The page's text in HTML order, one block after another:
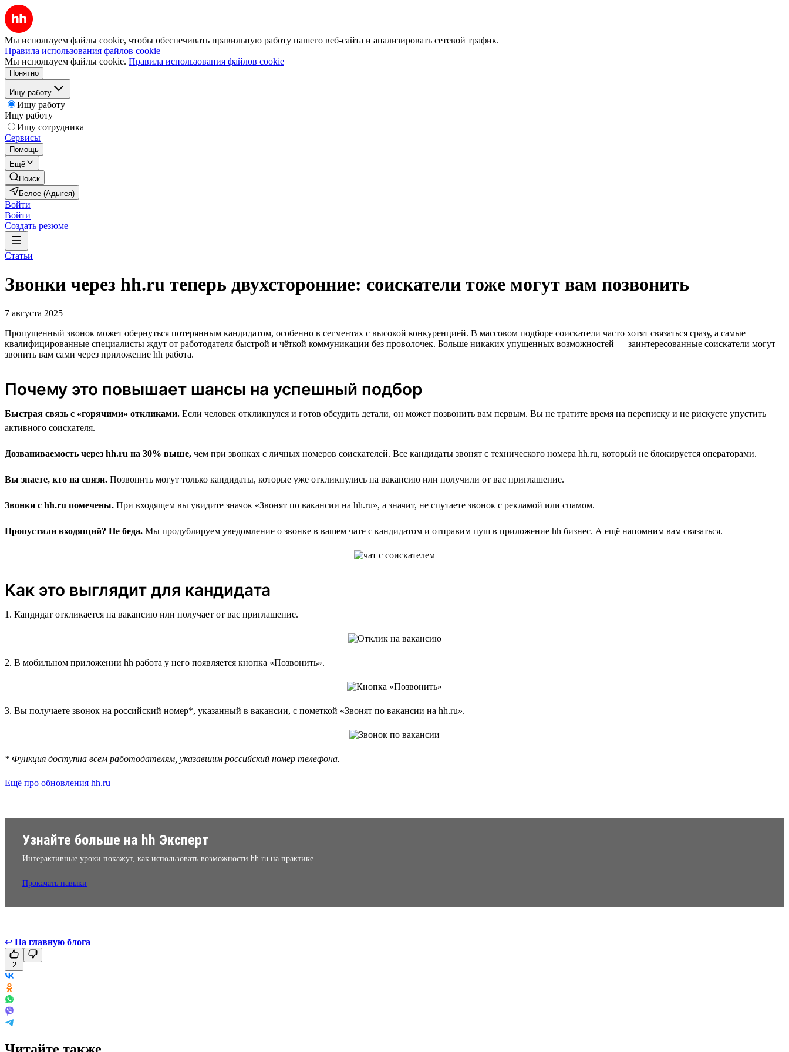
Мы используем файлы cookie, чтобы обеспечивать правильную работу нашего веб-сайта и анализировать сетевой трафик.
Правила использования файлов cookie
Мы используем файлы cookie. Правила использования файлов cookie
Понятно
Ищу работу
Ищу работу
Ищу работу
Ищу сотрудника
Сервисы
Помощь
Ещё
Поиск
Белое (Адыгея)
Войти
Войти
Создать резюме
Статьи
Звонки через hh.ru теперь двухсторонние: соискатели тоже могут вам позвонить
7 августа 2025
Пропущенный звонок может обернуться потерянным кандидатом, особенно в сегментах с высокой конкуренцией. В массовом подборе соискатели часто хотят связаться сразу, а самые
квалифицированные специалисты ждут от работодателя быстрой и чёткой коммуникации без проволочек. Больше никаких упущенных возможностей — заинтересованные соискатели могут
звонить вам сами через приложение hh работа.
Почему это повышает шансы на успешный подбор
Быстрая связь с «горячими» откликами. Если человек откликнулся и готов обсудить детали, он может позвонить вам первым. Вы не тратите время на переписку и не рискуете упустить
активного соискателя.
Дозваниваемость через hh.ru на 30% выше, чем при звонках с личных номеров соискателей. Все кандидаты звонят с технического номера hh.ru, который не блокируется операторами.
Вы знаете, кто на связи. Позвонить могут только кандидаты, которые уже откликнулись на вакансию или получили от вас приглашение.
Звонки с hh.ru помечены. При входящем вы увидите значок «Звонят по вакансии на hh.ru», а значит, не спутаете звонок с рекламой или спамом.
Пропустили входящий? Не беда. Мы продублируем уведомление о звонке в вашем чате с кандидатом и отправим пуш в приложение hh бизнес. А ещё напомним вам связаться.
Как это выглядит для кандидата
1. Кандидат откликается на вакансию или получает от вас приглашение.
2. В мобильном приложении hh работа у него появляется кнопка «Позвонить».
3. Вы получаете звонок на российский номер*, указанный в вакансии, с пометкой «Звонят по вакансии на hh.ru».
* Функция доступна всем работодателям, указавшим российский номер телефона.
Ещё про обновления hh.ru
Узнайте больше на hh Эксперт
Интерактивные уроки покажут, как использовать возможности hh.ru на практике
Прокачать навыки
↩ На главную блога
2
Читайте также